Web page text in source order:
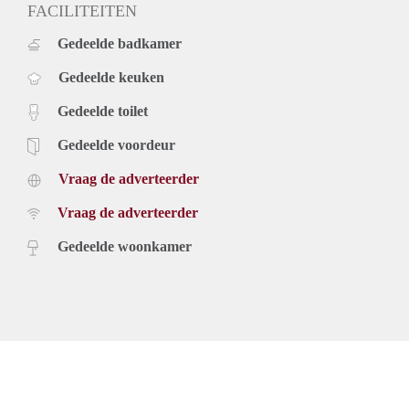
FACILITEITEN
Gedeelde badkamer
Gedeelde keuken
Gedeelde toilet
Gedeelde voordeur
Vraag de adverteerder
Vraag de adverteerder
Gedeelde woonkamer